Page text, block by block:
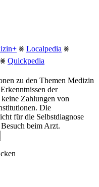
⨳ Localpedia ⨳
⨳ Quickpedia
zu den Themen Medizin
der
Zahlungen von
Die
für die Selbstdiagnose
beim Arzt.